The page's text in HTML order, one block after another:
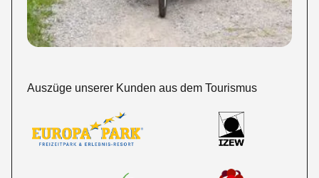
Auszüge unserer Kunden aus dem Tourismus